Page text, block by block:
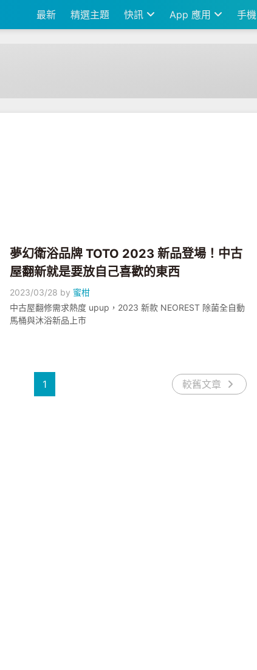
最新 精選主題 快訊 App 應用 手機
夢幻衛浴品牌 TOTO 2023 新品登場！中古
屋翻新就是要放自己喜歡的東西
2023/03/28 by 蜜柑
中古屋翻修需求熱度 upup，2023 新款 NEOREST 除菌全自動
馬桶與沐浴新品上市
1 較舊文章